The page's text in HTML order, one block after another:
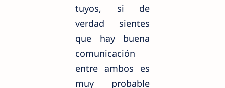
tuyos, si de
verdad sientes
que hay buena
comunicación
entre ambos es
muy probable